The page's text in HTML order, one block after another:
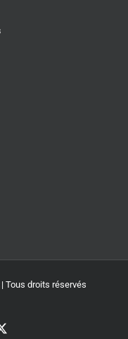
Tous droits réservés
X